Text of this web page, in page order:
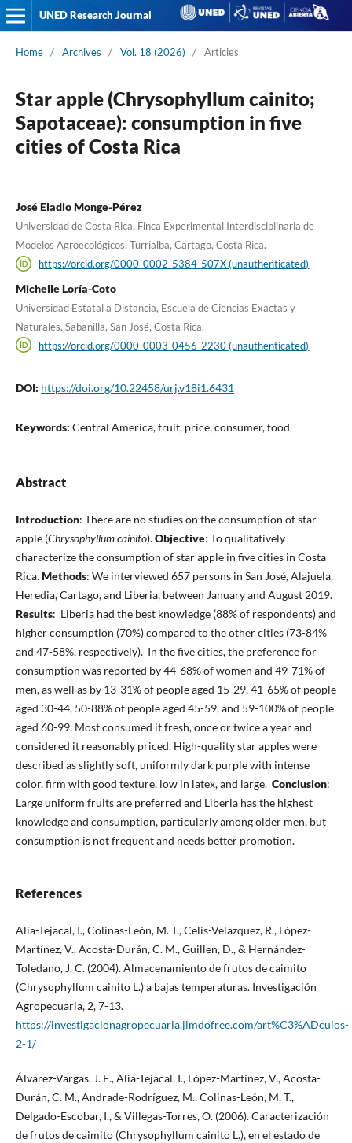
UNED Research Journal
Home / Archives / Vol. 18 (2026) / Articles
Star apple (Chrysophyllum cainito;
Sapotaceae): consumption in five
cities of Costa Rica
José Eladio Monge-Pérez
Universidad de Costa Rica, Finca Experimental Interdisciplinaria de
Modelos Agroecológicos, Turrialba, Cartago, Costa Rica.
https://orcid.org/0000-0002-5384-507X (unauthenticated)
Michelle Loría-Coto
Universidad Estatal a Distancia, Escuela de Ciencias Exactas y
Naturales, Sabanilla, San José, Costa Rica.
https://orcid.org/0000-0003-0456-2230 (unauthenticated)
DOI: https://doi.org/10.22458/urj.v18i1.6431
Keywords: Central America, fruit, price, consumer, food
Abstract
Introduction: There are no studies on the consumption of star
apple (Chrysophyllum cainito).Objective: To qualitatively
characterize the consumption of star apple in five cities in Costa
Rica.Methods: We interviewed 657 persons in San José, Alajuela,
Heredia, Cartago, and Liberia, between January and August 2019.
Results: Liberia had the best knowledge (88% of respondents) and
higher consumption (70%) compared to the other cities (73-84%
and 47-58%, respectively). In the five cities, the preference for
consumption was reported by 44-68% of women and 49-71% of
men, as well as by 13-31% of people aged 15-29, 41-65% of people
aged 30-44, 50-88% of people aged 45-59, and 59-100% of people
aged 60-99. Most consumed it fresh, once or twice a year and
considered it reasonably priced. High-quality star apples were
described as slightly soft, uniformly dark purple with intense
color, firm with good texture, low in latex, and large. Conclusion:
Large uniform fruits are preferred and Liberia has the highest
knowledge and consumption, particularly among older men, but
consumption is not frequent and needs better promotion.
References
Alia-Tejacal, I., Colinas-León, M. T., Celis-Velazquez, R., López-
Martínez, V., Acosta-Durán, C. M., Guillen, D., & Hernández-
Toledano, J. C. (2004). Almacenamiento de frutos de caimito
(Chrysophyllum cainito L.) a bajas temperaturas. Investigación
Agropecuaria, 2, 7-13.
https://investigacionagropecuaria.jimdofree.com/art%C3%ADculos-
2-1/
Álvarez-Vargas, J. E., Alia-Tejacal, I., López-Martínez, V., Acosta-
Durán, C. M., Andrade-Rodríguez, M., Colinas-León, M. T.,
Delgado-Escobar, I., & Villegas-Torres, O. (2006). Caracterización
de frutos de caimito (Chrysophyllum cainito L.), en el estado de